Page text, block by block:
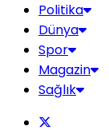
Politika
Dünya
Spor
Magazin
Sağlık